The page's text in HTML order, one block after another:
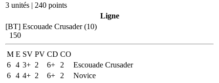
3 unités | 240 points
Ligne
[BT] Escouade Crusader (10)
150
M E SV PV CD CO
6 4 3+ 2 6+ 2
Escouade Crusader
6 4 4+ 2 6+ 2
Novice